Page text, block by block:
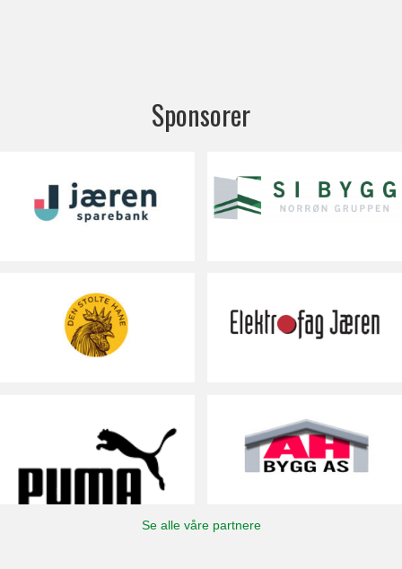
Sponsorer
Se alle våre partnere